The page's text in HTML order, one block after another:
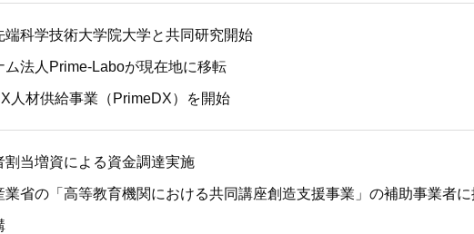
端科学技術大学院大学と共同研究開始
ム法人Prime-Laboが現在地に移転
人材供給事業（PrimeDX）を開始
割当増資による資金調達実施
業省の「高等教育機関における共同講座創造支援事業」の補助事業者